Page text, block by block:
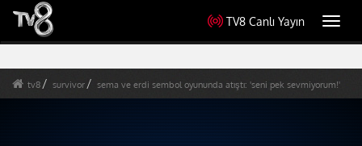
TV8 Canlı Yayın
tv8 survivor sema ve erdi sembol oyununda atıştı: 'seni pek sevmiyorum!'